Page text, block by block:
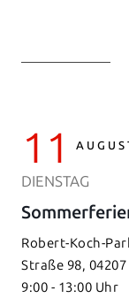
11
DIENSTAG
Robert-Koch-
Straße 98,
9:00 - 13:00